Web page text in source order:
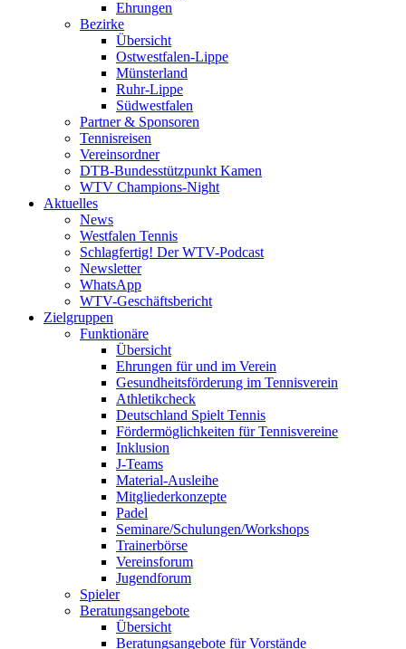
Ehrungen
Bezirke
Übersicht
Ostwestfalen-Lippe
Münsterland
Ruhr-Lippe
Südwestfalen
Partner & Sponsoren
Tennisreisen
Vereinsordner
DTB-Bundesstützpunkt Kamen
WTV Champions-Night
Aktuelles
News
Westfalen Tennis
Schlagfertig! Der WTV-Podcast
Newsletter
WhatsApp
WTV-Geschäftsbericht
Zielgruppen
Funktionäre
Übersicht
Ehrungen für und im Verein
Gesundheitsförderung im Tennisverein
Athletikcheck
Deutschland Spielt Tennis
Fördermöglichkeiten für Tennisvereine
Inklusion
J-Teams
Material-Ausleihe
Mitgliederkonzepte
Padel
Seminare/Schulungen/Workshops
Trainerbörse
Vereinsforum
Jugendforum
Spieler
Beratungsangebote
Übersicht
Beratungsangebote für Vorstände